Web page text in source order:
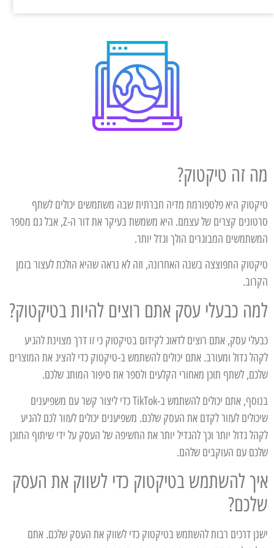
מה זה טיקטוק?
טיקטוק היא פלטפורמת מדיה חברתית שבה משתמשים יכולים לשתף
סרטונים קצרים של עצמם. היא משמשת בעיקר את דור ה-Z, אבל גם מספר
המשתמשים המבוגרים הולך וגדל יותר.
טיקטוק התפוצצה בשנה האחרונה, וזה לא נראה שהיא הולכת לעצור בזמן
הקרוב.
למה כבעלי עסק אתם רוצים להיות בטיקטוק?
כבעלי עסק, אתם רוצים לדאוג לקידום בטיקטוק כי זו דרך מצוינת להגיע
לקהל גדול ומעורב. אתם יכולים להשתמש ב-טיקטוק כדי להציג את המוצרים
שלכם, לשתף תוכן מאחורי הקלעים ולספר את סיפור המותג שלכם.
בנוסף, אתם יכולים להשתמש ב-TikTok כדי ליצור קשר עם משפיענים
שיכולים לעזור לקדם את העסק שלכם. משפיענים יכולים לעזור לכם להגיע
לקהל גדול יותר וכך להגדיל יותר את החשיפה של העסק על ידי שיתוף התוכן
שלכם עם העוקבים שלהם.
איך להשתמש בטיקטוק כדי לשווק את העסק
שלכם?
ישנן דרכים רבות להשתמש בטיקטוק כדי לשווק את העסק שלכם. אתם